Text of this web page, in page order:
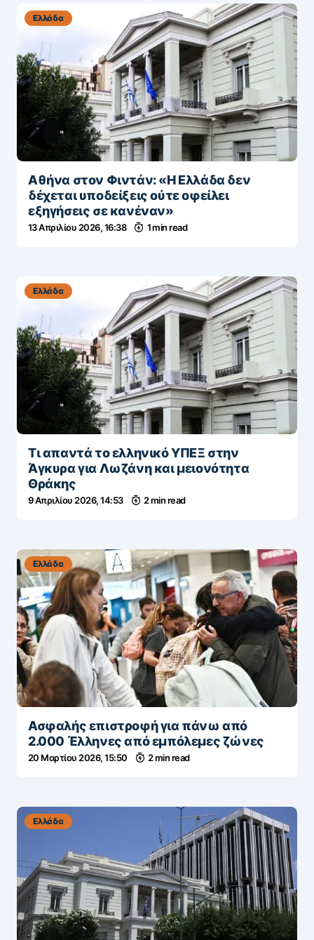
Ελλάδα
Αθήνα στον Φιντάν: «Η Ελλάδα δεν
δέχεται υποδείξεις ούτε οφείλει
εξηγήσεις σε κανέναν»
13 Απριλίου 2026, 16:38 1 min read
Ελλάδα
Τι απαντά το ελληνικό ΥΠΕΞ στην
Άγκυρα για Λωζάνη και μειονότητα
Θράκης
9 Απριλίου 2026, 14:53 2 min read
Ελλάδα
Ασφαλής επιστροφή για πάνω από
2.000 Έλληνες από εμπόλεμες ζώνες
20 Μαρτίου 2026, 15:50 2 min read
Ελλάδα